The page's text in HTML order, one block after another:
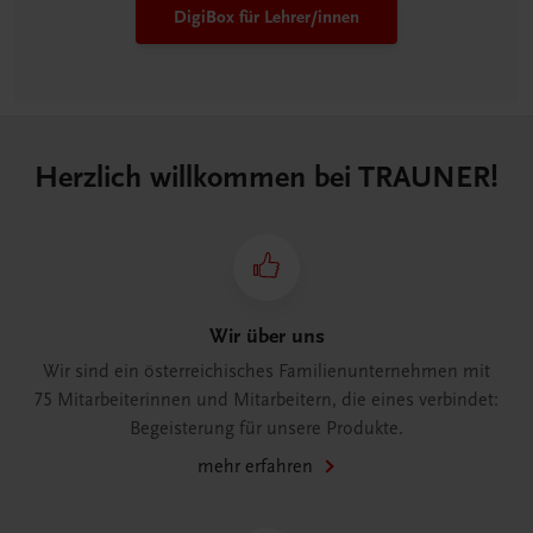
DigiBox für Lehrer/innen
Herzlich willkommen bei TRAUNER!
Wir über uns
Wir sind ein österreichisches Familienunternehmen mit
75 Mitarbeiterinnen und Mitarbeitern, die eines verbindet:
Begeisterung für unsere Produkte.
mehr erfahren